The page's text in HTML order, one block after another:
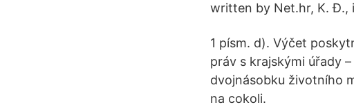
written by Net.hr, K. Đ.,
1 písm. d). Výčet
práv s krajskými úřady
dvojnásobku životního
na cokoli.